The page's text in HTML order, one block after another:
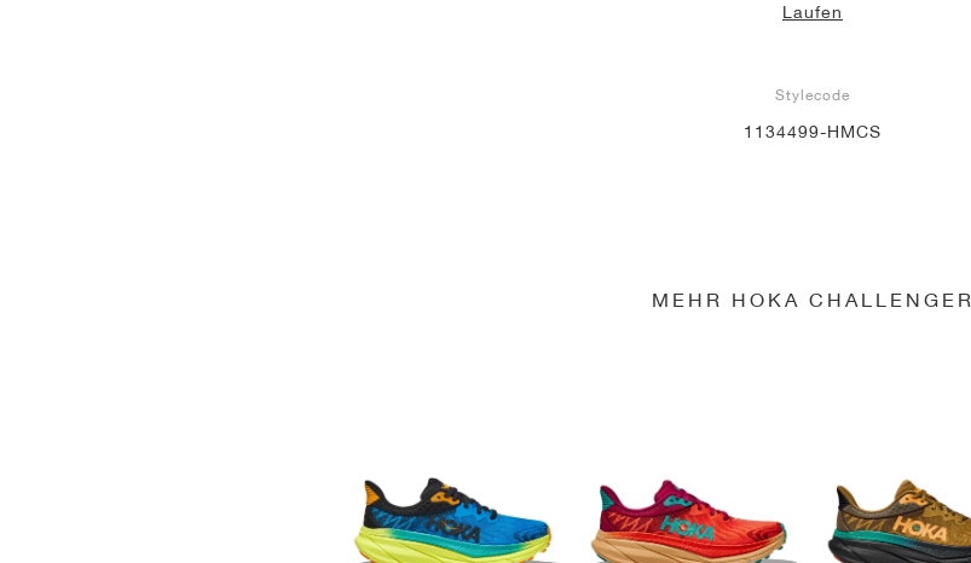
Laufen
Stylecode
1134499-HMCS
MEHR HOKA CHALLENGER